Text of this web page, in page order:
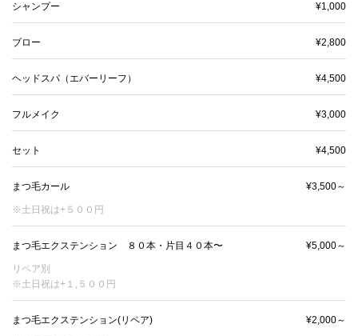
シャンプー ¥1,000
ブロー ¥2,800
ヘッドスパ（エバーリーフ） ¥4,500
フルメイク ¥3,000
セット ¥4,500
まつ毛カール
※土日祝は+５００円
¥3,500～
まつ毛エクステンション ８０本・片目４０本〜
リペア別
※土日祝は+１,５００円
¥5,000～
まつ毛エクステンション(リペア) ¥2,000～